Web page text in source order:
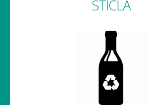
STICLA